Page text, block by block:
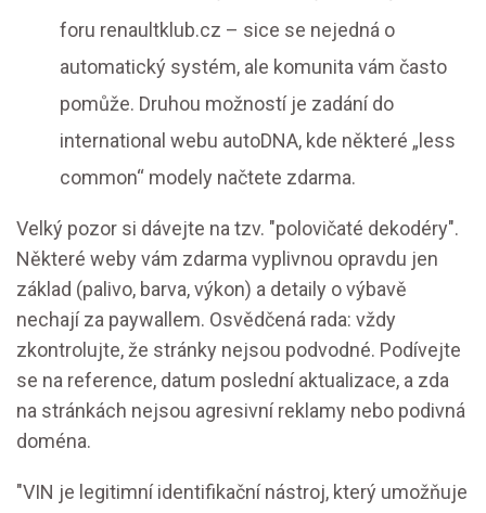
foru renaultklub.cz – sice se nejedná o
automatický systém, ale komunita vám často
pomůže. Druhou možností je zadání do
international webu autoDNA, kde některé „less
common“ modely načtete zdarma.
Velký pozor si dávejte na tzv. "polovičaté dekodéry".
Některé weby vám zdarma vyplivnou opravdu jen
základ (palivo, barva, výkon) a detaily o výbavě
nechají za paywallem. Osvědčená rada: vždy
zkontrolujte, že stránky nejsou podvodné. Podívejte
se na reference, datum poslední aktualizace, a zda
na stránkách nejsou agresivní reklamy nebo podivná
doména.
"VIN je legitimní identifikační nástroj, který umožňuje